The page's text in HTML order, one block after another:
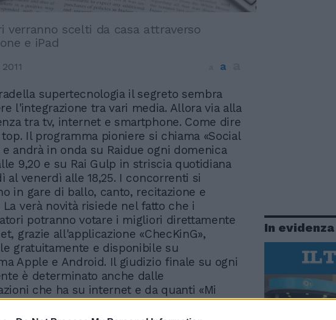
verranno scelti da casa attraverso
e iPad
a
supertecnologia il segreto sembra
l'integrazione tra vari media. Allora via alla
tra tv, internet e smartphone. Come dire
Il programma pioniere si chiama «Social
e andrà in onda su Raidue ogni domenica
9,20 e su Rai Gulp in striscia quotidiana
al venerdì alle 18,25. I concorrenti si
in gare di ballo, canto, recitazione e
La verà novità risiede nel fatto che i
potranno votare i migliori direttamente
grazie all'applicazione «ChecKinG»,
gratuitamente e disponibile su
Apple e Android. Il giudizio finale su ogni
è determinato anche dalle
che ha su internet e da quanti «Mi
sui social network. L'applicazione
In evidenza